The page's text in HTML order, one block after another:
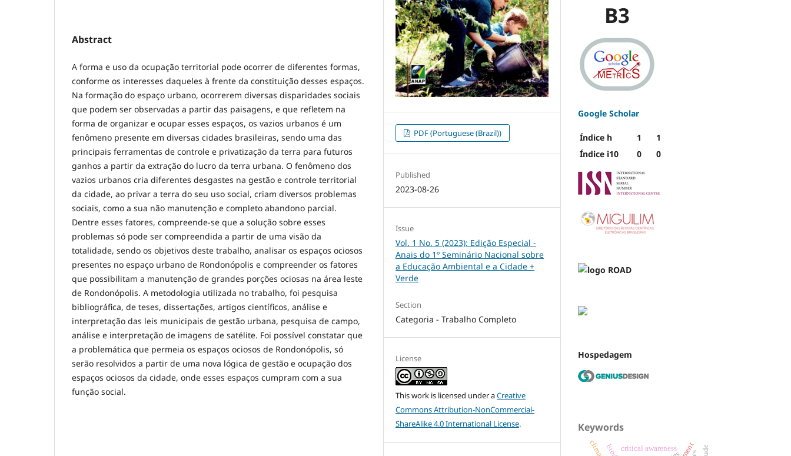
Abstract
A forma e uso da ocupação territorial pode ocorrer de diferentes formas,
conforme os interesses daqueles à frente da constituição desses espaços.
Na formação do espaço urbano, ocorrerem diversas disparidades sociais
que podem ser observadas a partir das paisagens, e que refletem na
forma de organizar e ocupar esses espaços, os vazios urbanos é um
fenômeno presente em diversas cidades brasileiras, sendo uma das
principais ferramentas de controle e privatização da terra para futuros
ganhos a partir da extração do lucro da terra urbana. O fenômeno dos
vazios urbanos cria diferentes desgastes na gestão e controle territorial
da cidade, ao privar a terra do seu uso social, criam diversos problemas
sociais, como a sua não manutenção e completo abandono parcial.
Dentre esses fatores, compreende-se que a solução sobre esses
problemas só pode ser compreendida a partir de uma visão da
totalidade, sendo os objetivos deste trabalho, analisar os espaços ociosos
presentes no espaço urbano de Rondonópolis e compreender os fatores
que possibilitam a manutenção de grandes porções ociosas na área leste
de Rondonópolis. A metodologia utilizada no trabalho, foi pesquisa
bibliográfica, de teses, dissertações, artigos científicos, análise e
interpretação das leis municipais de gestão urbana, pesquisa de campo,
análise e interpretação de imagens de satélite. Foi possível constatar que
a problemática que permeia os espaços ociosos de Rondonópolis, só
serão resolvidos a partir de uma nova lógica de gestão e ocupação dos
espaços ociosos da cidade, onde esses espaços cumpram com a sua
função social.
PDF (Portuguese (Brazil))
Published
2023-08-26
Issue
Vol. 1 No. 5 (2023): Edição Especial -
Anais do 1º Seminário Nacional sobre
a Educação Ambiental e a Cidade +
Verde
Section
Categoria - Trabalho Completo
License
This work is licensed under aCreative
Commons Attribution-NonCommercial-
ShareAlike 4.0 International License.
B3
Google Scholar
Índice h 1
1
Índice i10
0 0
Hospedagem
Keywords
critical awareness